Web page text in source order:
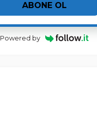
ABONE OL
Powered by